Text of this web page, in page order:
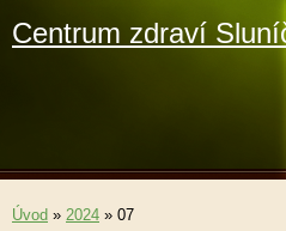
Centrum zdraví
Úvod » 2024 » 07